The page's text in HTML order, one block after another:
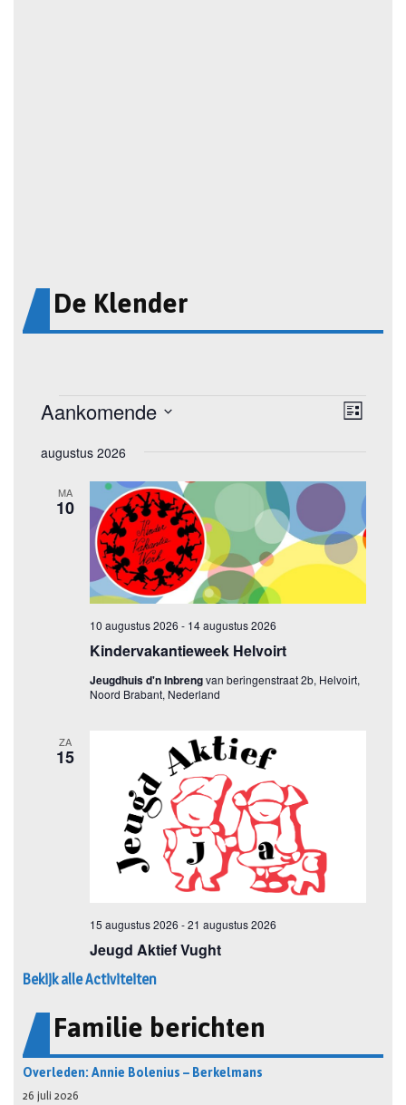
De Klender
Bekijk alle Activiteiten
Familie berichten
Overleden: Annie Bolenius – Berkelmans
26 juli 2026